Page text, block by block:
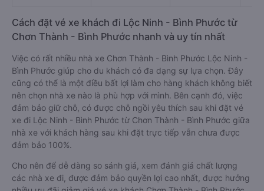
Cách đặt vé xe khách đi Lộc Ninh - Bình Phước từ
Chơn Thành - Bình Phước nhanh và uy tín nhất
Việc có rất nhiều nhà xe Chơn Thành - Bình Phước Lộc Ninh -
Bình Phước giúp cho du khách có đa dạng sự lựa chọn. Đây
cũng có thể là một điều bất lợi làm cho hàng khách không biết
nên chọn nhà xe nào là phù hợp với mình. Bên cạnh đó, việc
đảm bảo giữ chỗ, có được chỗ ngồi yêu thích sau khi đặt vé
xe đi Lộc Ninh - Bình Phước từ Chơn Thành - Bình Phước giữa
nhà xe với khách hàng sau khi đặt trực tiếp vẫn chưa được
đảm bảo 100%.
Cho nên để dễ dàng so sánh giá, xem đánh giá chất lượng
các nhà xe đi, được đảm bảo quyền lợi cao nhất, được hưởng